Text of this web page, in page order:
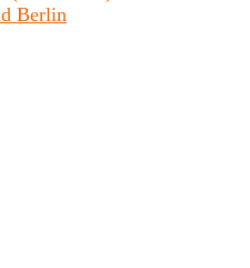
Berlin